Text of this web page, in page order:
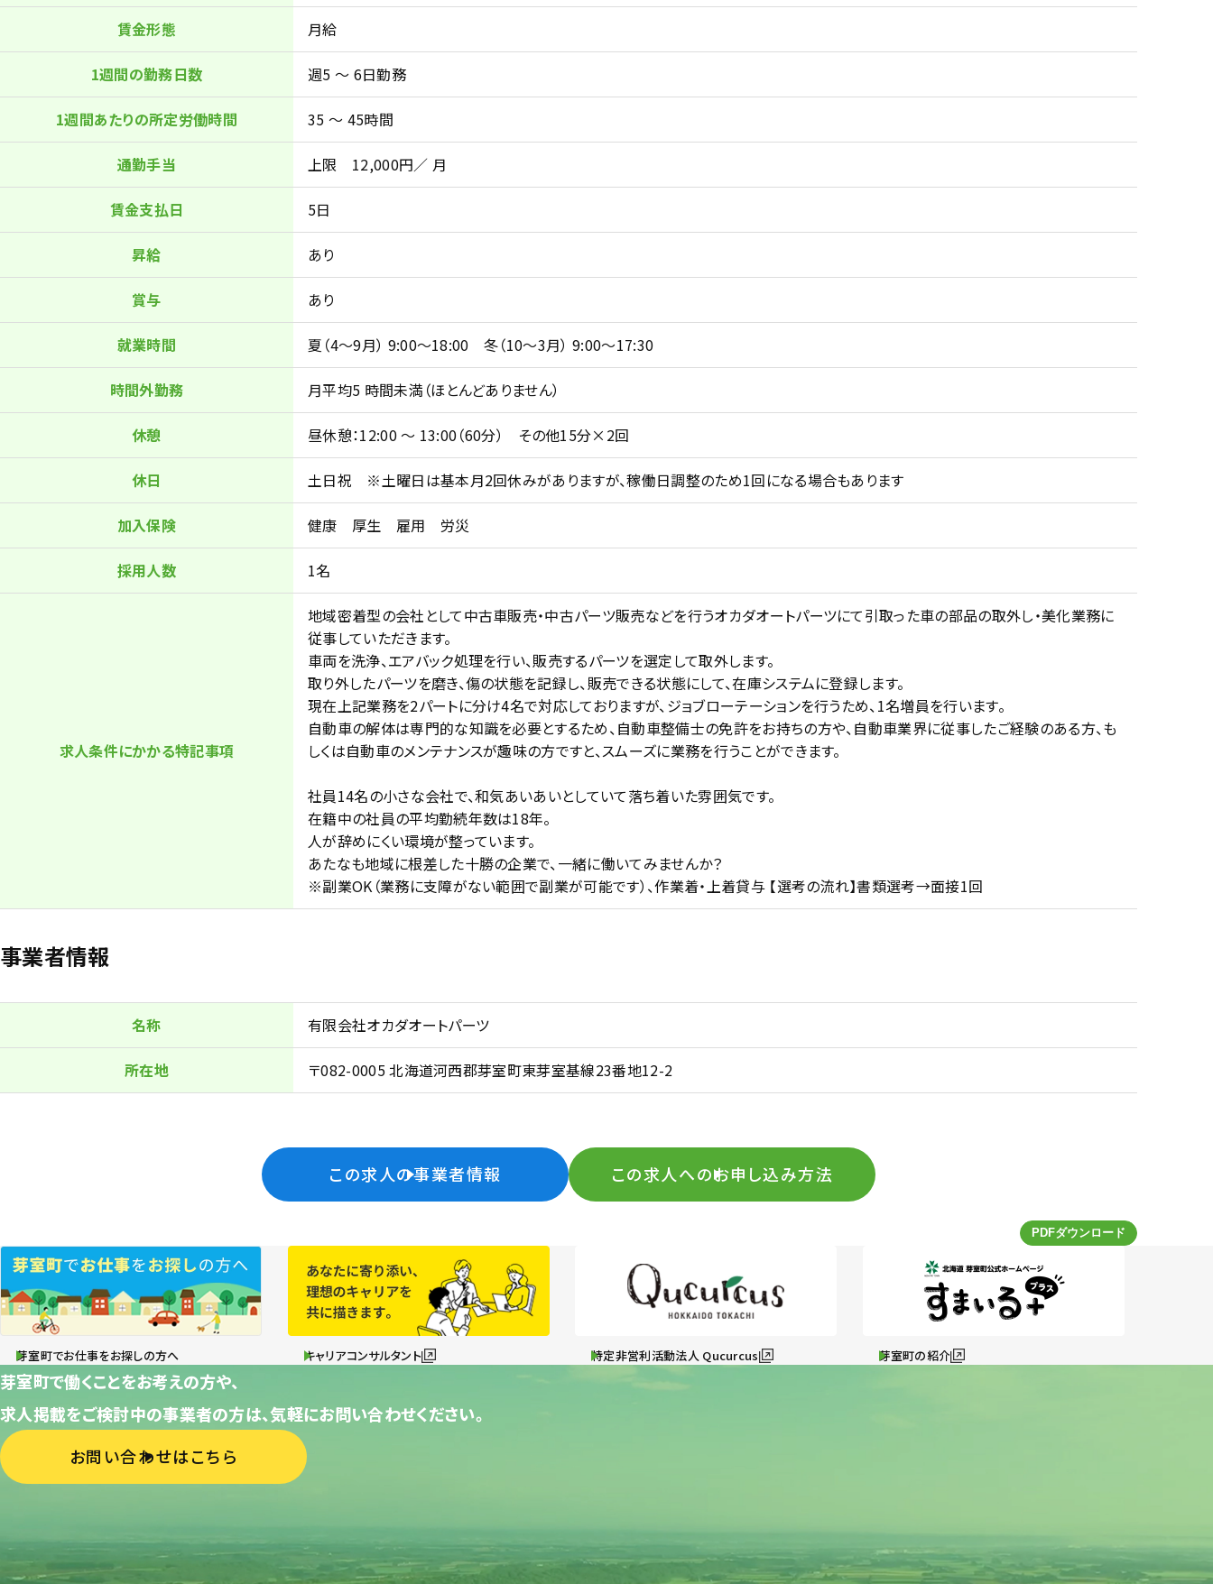
賃金形態 月給
1週間の勤務日数 週5 ～ 6日勤務
1週間あたりの所定労働時間 35 ～ 45時間
通勤手当 上限 12,000円／ 月
賃金支払日 5日
昇給 あり
賞与 あり
就業時間 夏（4～9月） 9:00～18:00 冬（10～3月） 9:00～17:30
時間外勤務 月平均5 時間未満（ほとんどありません）
休憩 昼休憩：12:00 ～ 13:00（60分） その他15分×2回
休日 土日祝 ※土曜日は基本月2回休みがありますが、稼働日調整のため1回になる場合もあります
加入保険 健康 厚生 雇用 労災
採用人数 1名
求人条件にかかる特記事項
地域密着型の会社として中古車販売・中古パーツ販売などを行うオカダオートパーツにて引取った車の部品の取外し・美化業務に
従事していただきます。
車両を洗浄、エアバック処理を行い、販売するパーツを選定して取外します。
取り外したパーツを磨き、傷の状態を記録し、販売できる状態にして、在庫システムに登録します。
現在上記業務を2パートに分け4名で対応しておりますが、ジョブローテーションを行うため、1名増員を行います。
自動車の解体は専門的な知識を必要とするため、自動車整備士の免許をお持ちの方や、自動車業界に従事したご経験のある方、も
しくは自動車のメンテナンスが趣味の方ですと、スムーズに業務を行うことができます。
社員14名の小さな会社で、和気あいあいとしていて落ち着いた雰囲気です。
在籍中の社員の平均勤続年数は18年。
人が辞めにくい環境が整っています。
あたなも地域に根差した十勝の企業で、一緒に働いてみませんか？
※副業OK（業務に支障がない範囲で副業が可能です）、作業着・上着貸与 【選考の流れ】書類選考→面接1回
事業者情報
名称 有限会社オカダオートパーツ
所在地 〒082-0005 北海道河西郡芽室町東芽室基線23番地12-2
この求人の事業者情報 この求人へのお申し込み方法
芽室町でお仕事をお探しの方へ キャリアコンサルタント 特定非営利活動法人 Qucurcus 芽室町の紹介
芽室町で働くことをお考えの方や、
求人掲載をご検討中の事業者の方は、気軽にお問い合わせください。
お問い合わせはこちら